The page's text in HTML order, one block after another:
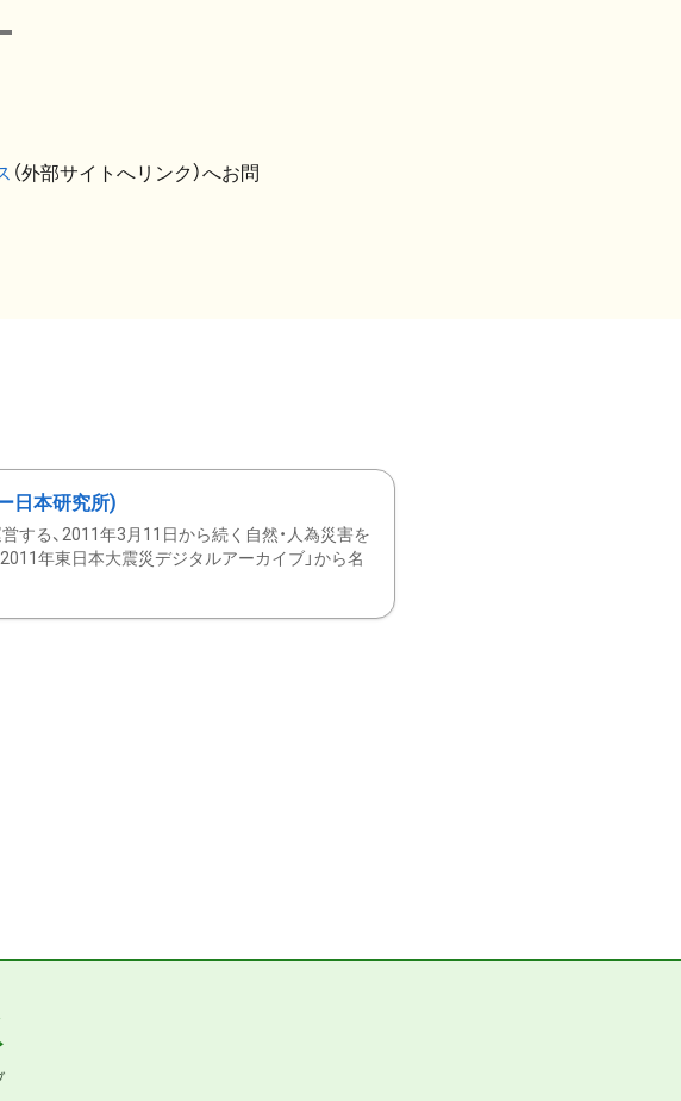
（外部サイトへリンク）へお問
日本研究所)
する、2011年3月11日から続く自然・人為災害を
年東日本大震災デジタルアーカイブ」から名